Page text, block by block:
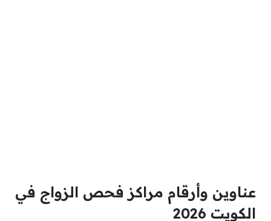
عناوين وأرقام مراكز فحص الزواج في
الكويت 2026